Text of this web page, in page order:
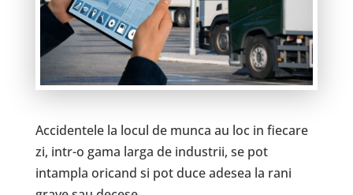
Accidentele la locul de munca au loc in fiecare
zi, intr-o gama larga de industrii, se pot
intampla oricand si pot duce adesea la rani